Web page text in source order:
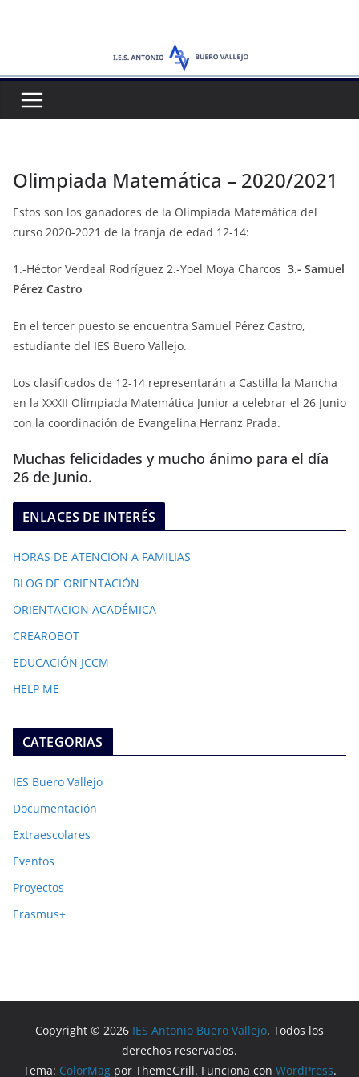
Olimpiada Matemática – 2020/2021
Estos son los ganadores de la Olimpiada Matemática del
curso 2020-2021 de la franja de edad 12-14:
1.-Héctor Verdeal Rodríguez 2.-Yoel Moya Charcos 3.- Samuel
Pérez Castro
En el tercer puesto se encuentra Samuel Pérez Castro,
estudiante del IES Buero Vallejo.
Los clasificados de 12-14 representarán a Castilla la Mancha
en la XXXII Olimpiada Matemática Junior a celebrar el 26 Junio
con la coordinación de Evangelina Herranz Prada.
Muchas felicidades y mucho ánimo para el día
26 de Junio.
ENLACES DE INTERÉS
HORAS DE ATENCIÓN A FAMILIAS
BLOG DE ORIENTACIÓN
ORIENTACION ACADÉMICA
CREAROBOT
EDUCACIÓN JCCM
HELP ME
CATEGORIAS
IES Buero Vallejo
Documentación
Extraescolares
Eventos
Proyectos
Erasmus+
Copyright © 2026 IES Antonio Buero Vallejo. Todos los
derechos reservados.
Tema: ColorMagpor ThemeGrill. Funciona con WordPress.